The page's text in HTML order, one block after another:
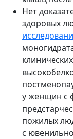
Нет
здоровых
у женщин с
пожилых
с